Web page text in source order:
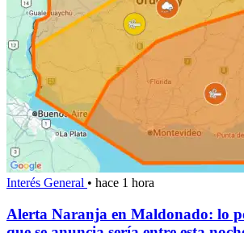
Interés General • hace 1 hora
Alerta Naranja en Maldonado: lo